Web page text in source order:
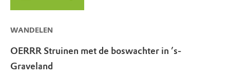
WANDELEN
OERRR Struinen met de boswachter in ’s-
Graveland